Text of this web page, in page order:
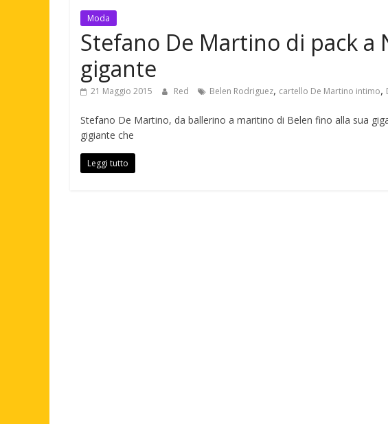
Moda
Stefano De Martino di pack a
gigante
21 Maggio 2015 Red Belen Rodriguez, cartello De Martino intimo,
Stefano De Martino, da ballerino a maritino di Belen fino alla sua
gigiante che
Leggi tutto